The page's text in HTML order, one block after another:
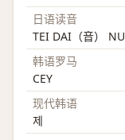
日语读音
TEI DAI（音）
韩语罗马
CEY
现代韩语
제